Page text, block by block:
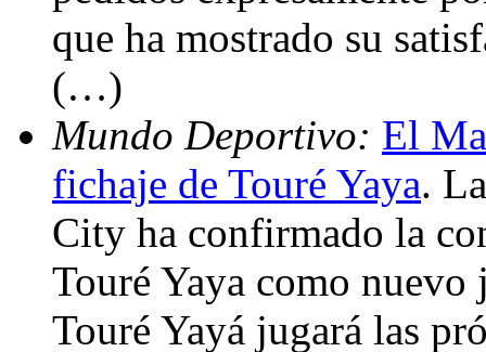
que ha mostrado su
(…)
Mundo Deportivo: El
fichaje de Touré Yaya.
City ha confirmado la
Touré Yaya como
Touré Yayá jugará las